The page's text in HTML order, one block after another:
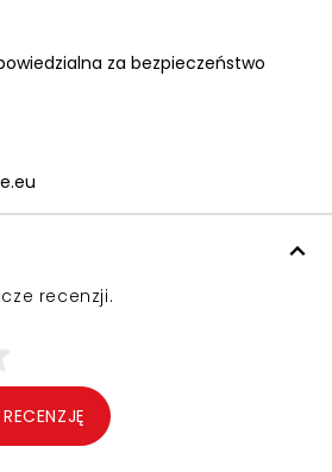
za bezpieczeństwo
recenzji.